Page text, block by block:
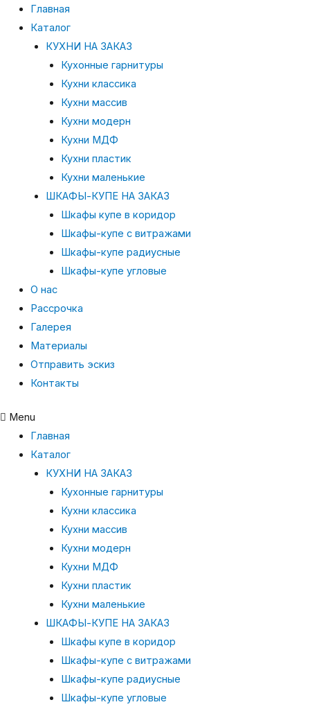
Главная
Каталог
КУХНИ НА ЗАКАЗ
Кухонные гарнитуры
Кухни классика
Кухни массив
Кухни модерн
Кухни МДФ
Кухни пластик
Кухни маленькие
ШКАФЫ-КУПЕ НА ЗАКАЗ
Шкафы купе в коридор
Шкафы-купе с витражами
Шкафы-купе радиусные
Шкафы-купе угловые
О нас
Рассрочка
Галерея
Материалы
Отправить эскиз
Контакты
Menu
Главная
Каталог
КУХНИ НА ЗАКАЗ
Кухонные гарнитуры
Кухни классика
Кухни массив
Кухни модерн
Кухни МДФ
Кухни пластик
Кухни маленькие
ШКАФЫ-КУПЕ НА ЗАКАЗ
Шкафы купе в коридор
Шкафы-купе с витражами
Шкафы-купе радиусные
Шкафы-купе угловые